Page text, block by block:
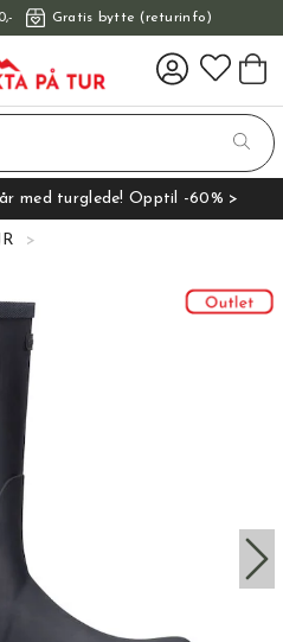
Gratis bytte (returinfo)
med turglede! Opptil -60% >